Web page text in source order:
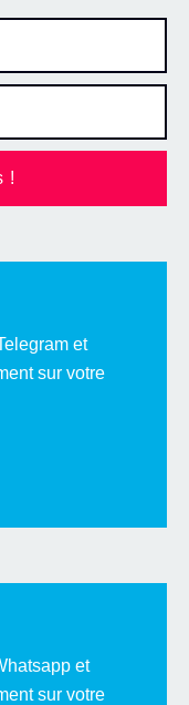
!
et
sur votre
et
sur votre